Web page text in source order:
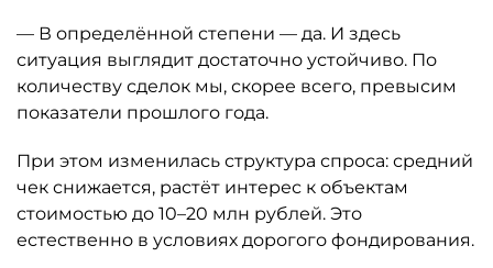
— В определённой степени — да. И здесь
ситуация выглядит достаточно устойчиво. По
количеству сделок мы, скорее всего, превысим
показатели прошлого года.
При этом изменилась структура спроса: средний
чек снижается, растёт интерес к объектам
стоимостью до 10–20 млн рублей. Это
естественно в условиях дорогого фондирования.